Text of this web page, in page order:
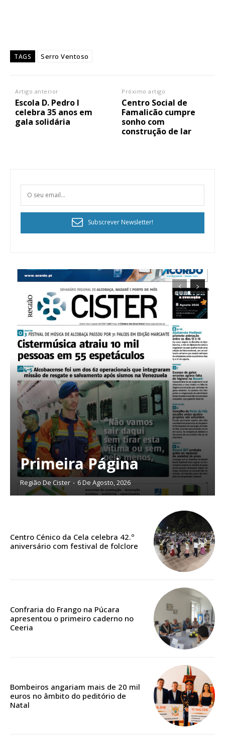
Planos de Assinatura
Faça-se assinante do Região de Cister e ajude-nos a manter este serviço
Sendo assinante terá acesso a todos os conteúdos exclusivos e versões
12 meses
Edição em papel entregue à Quinta-feira em sua
TAGS Serro Ventoso
Artigo anterior
Escola D. Pedro I
celebra 35 anos em
gala solidária
Próximo artigo
Centro Social de
Famalicão cumpre
sonho com
construção de lar
Subscrever Newsletter!
Primeira Página
Região De Cister - 6 De Agosto, 2026
Centro Cénico da Cela celebra 42.º
aniversário com festival de folclore
Confraria do Frango na Púcara
apresentou o primeiro caderno no
Ceeria
Bombeiros angariam mais de 20 mil
euros no âmbito do peditório de
Natal